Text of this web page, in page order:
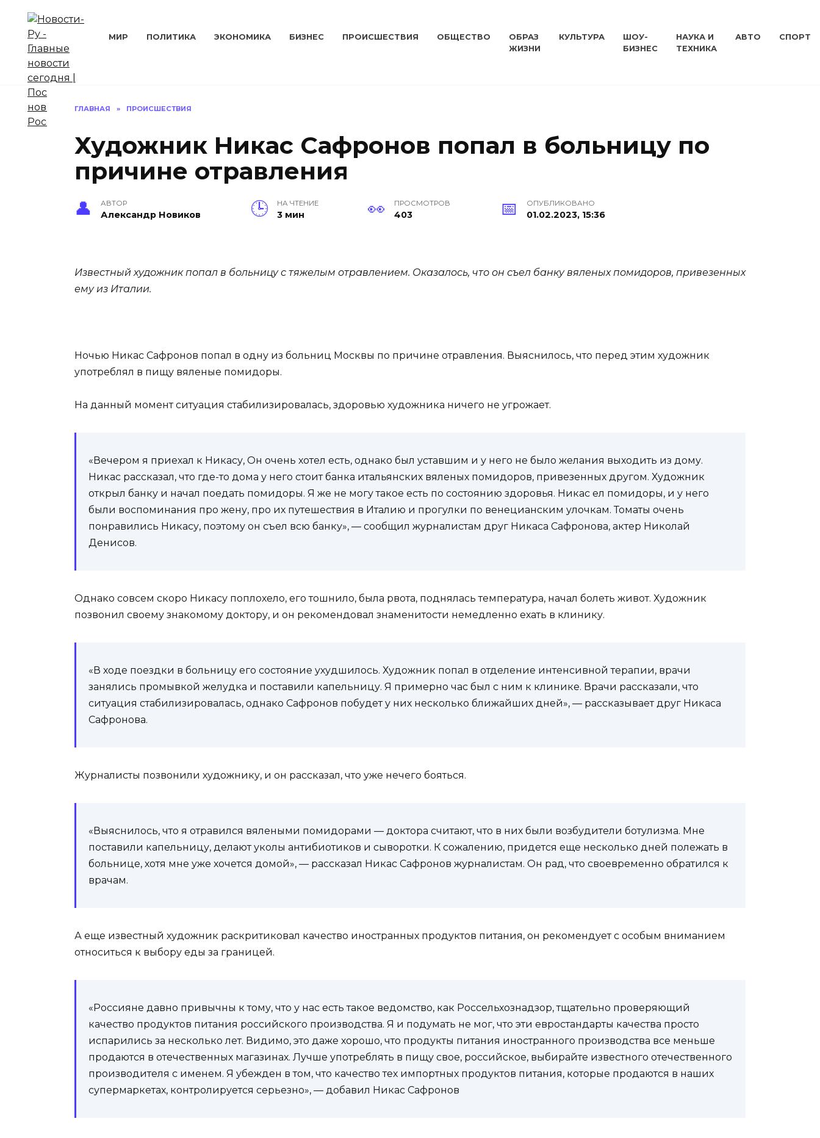
содержанию
МИР ПОЛИТИКА ЭКОНОМИКА БИЗНЕС ПРОИСШЕСТВИЯ ОБЩЕСТВО
ОБРАЗ
ЖИЗНИ
КУЛЬТУРА
ШОУ-
БИЗНЕС
НАУКА И
ТЕХНИКА
АВТО СПОРТ
ГЛАВНАЯ » ПРОИСШЕСТВИЯ
Художник Никас Сафронов попал в больницу по
причине отравления
АВТОР
Александр Новиков
НА ЧТЕНИЕ
3 мин
ПРОСМОТРОВ
403
ОПУБЛИКОВАНО
01.02.2023, 15:36
Известный художник попал в больницу с тяжелым отравлением. Оказалось, что он съел банку вяленых помидоров, привезенных
ему из Италии.
Ночью Никас Сафронов попал в одну из больниц Москвы по причине отравления. Выяснилось, что перед этим художник
употреблял в пищу вяленые помидоры.
На данный момент ситуация стабилизировалась, здоровью художника ничего не угрожает.
«Вечером я приехал к Никасу, Он очень хотел есть, однако был уставшим и у него не было желания выходить из дому.
Никас рассказал, что где-то дома у него стоит банка итальянских вяленых помидоров, привезенных другом. Художник
открыл банку и начал поедать помидоры. Я же не могу такое есть по состоянию здоровья. Никас ел помидоры, и у него
были воспоминания про жену, про их путешествия в Италию и прогулки по венецианским улочкам. Томаты очень
понравились Никасу, поэтому он съел всю банку», — сообщил журналистам друг Никаса Сафронова, актер Николай
Денисов.
Однако совсем скоро Никасу поплохело, его тошнило, была рвота, поднялась температура, начал болеть живот. Художник
позвонил своему знакомому доктору, и он рекомендовал знаменитости немедленно ехать в клинику.
«В ходе поездки в больницу его состояние ухудшилось. Художник попал в отделение интенсивной терапии, врачи
занялись промывкой желудка и поставили капельницу. Я примерно час был с ним к клинике. Врачи рассказали, что
ситуация стабилизировалась, однако Сафронов побудет у них несколько ближайших дней», — рассказывает друг Никаса
Сафронова.
Журналисты позвонили художнику, и он рассказал, что уже нечего бояться.
«Выяснилось, что я отравился вялеными помидорами — доктора считают, что в них были возбудители ботулизма. Мне
поставили капельницу, делают уколы антибиотиков и сыворотки. К сожалению, придется еще несколько дней полежать в
больнице, хотя мне уже хочется домой», — рассказал Никас Сафронов журналистам. Он рад, что своевременно обратился к
врачам.
А еще известный художник раскритиковал качество иностранных продуктов питания, он рекомендует с особым вниманием
относиться к выбору еды за границей.
«Россияне давно привычны к тому, что у нас есть такое ведомство, как Россельхознадзор, тщательно проверяющий
качество продуктов питания российского производства. Я и подумать не мог, что эти евростандарты качества просто
испарились за несколько лет. Видимо, это даже хорошо, что продукты питания иностранного производства все меньше
продаются в отечественных магазинах. Лучше употреблять в пищу свое, российское, выбирайте известного отечественного
производителя с именем. Я убежден в том, что качество тех импортных продуктов питания, которые продаются в наших
супермаркетах, контролируется серьезно», — добавил Никас Сафронов